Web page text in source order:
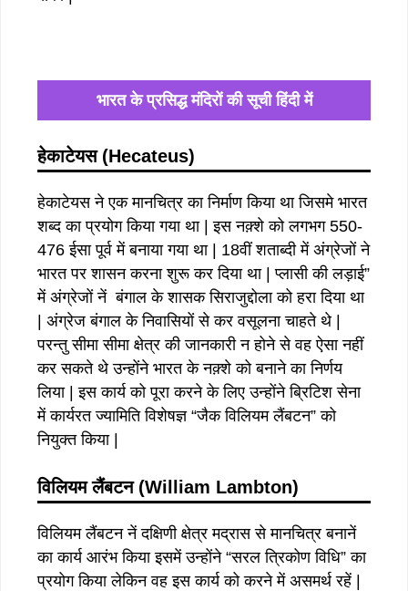
भारत के प्रसिद्ध मंदिरों की सूची हिंदी में
हेकाटेयस (Hecateus)
हेकाटेयस ने एक मानचित्र का निर्माण किया था जिसमे भारत
शब्द का प्रयोग किया गया था | इस नक़्शे को लगभग 550-
476 ईसा पूर्व में बनाया गया था | 18वीं शताब्दी में अंग्रेजों ने
भारत पर शासन करना शुरू कर दिया था | प्लासी की लड़ाई”
में अंग्रेजों नें बंगाल के शासक सिराजुद्दोला को हरा दिया था
| अंग्रेज बंगाल के निवासियों से कर वसूलना चाहते थे |
परन्तु सीमा सीमा क्षेत्र की जानकारी न होने से वह ऐसा नहीं
कर सकते थे उन्होंने भारत के नक़्शे को बनाने का निर्णय
लिया | इस कार्य को पूरा करने के लिए उन्होंने ब्रिटिश सेना
में कार्यरत ज्यामिति विशेषज्ञ “जैक विलियम लैंबटन” को
नियुक्त किया |
विलियम लैंबटन (William Lambton)
विलियम लैंबटन नें दक्षिणी क्षेत्र मद्रास से मानचित्र बनानें
का कार्य आरंभ किया इसमें उन्होंने “सरल त्रिकोण विधि” का
प्रयोग किया लेकिन वह इस कार्य को करने में असमर्थ रहें |